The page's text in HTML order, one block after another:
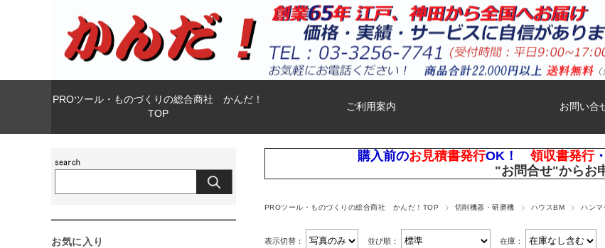
PROツール・ものづくりの総合商社 かんだ！
TOP
ご利用案内 お問い合
購入前のお見積書発行OK！ 領収書発行・
"お問合せ"からお
PROツール・ものづくりの総合商社 かんだ！TOP 切削機器・研磨機 ハウスBM ハンマ
表示切替： 並び順： 在庫：
お気に入り